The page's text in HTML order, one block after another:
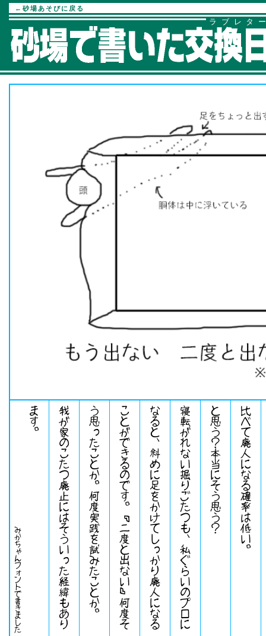
←砂場あそびに戻る
ラブレタ
。
と思う？本当にそう思う？
寝
転
が
れ
な
い
掘
り
ご
た
つ
も
、
私
ぐ
ら
い
の
プ
ロ
に
な
る
と
、
斜
め
に
足
を
か
け
て
し
っ
か
り
廃
人
に
な
る
こ
と
が
で
き
る
の
で
す
。
「
二
度
と
出
な
い
」
何
度
そ
う
思
っ
た
こ
と
か
。
何
度
実
践
を
試
み
た
こ
と
か
。
我
が
家
の
こ
た
つ
廃
止
に
は
そ
う
い
っ
た
経
緯
も
あ
り
ま
す
。
みかちゃんフォントで書きました